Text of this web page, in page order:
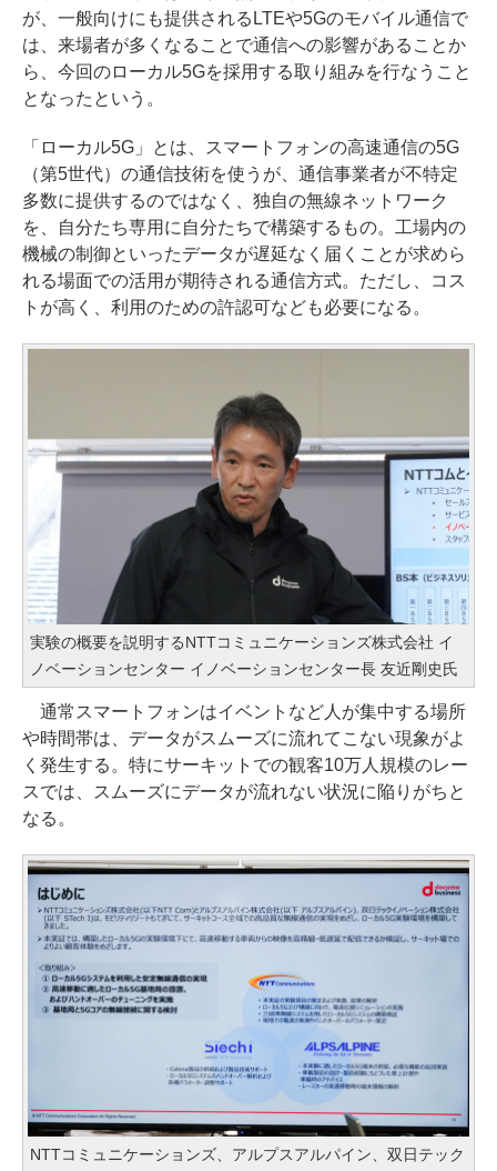
が、一般向けにも提供されるLTEや5Gのモバイル通信で
は、来場者が多くなることで通信への影響があることか
ら、今回のローカル5Gを採用する取り組みを行なうこと
となったという。
「ローカル5G」とは、スマートフォンの高速通信の5G
（第5世代）の通信技術を使うが、通信事業者が不特定
多数に提供するのではなく、独自の無線ネットワーク
を、自分たち専用に自分たちで構築するもの。工場内の
機械の制御といったデータが遅延なく届くことが求めら
れる場面での活用が期待される通信方式。ただし、コス
トが高く、利用のための許認可なども必要になる。
実験の概要を説明するNTTコミュニケーションズ株式会社 イ
ノベーションセンター イノベーションセンター長 友近剛史氏
通常スマートフォンはイベントなど人が集中する場所
や時間帯は、データがスムーズに流れてこない現象がよ
く発生する。特にサーキットでの観客10万人規模のレー
スでは、スムーズにデータが流れない状況に陥りがちと
なる。
NTTコミュニケーションズ、アルプスアルパイン、双日テック